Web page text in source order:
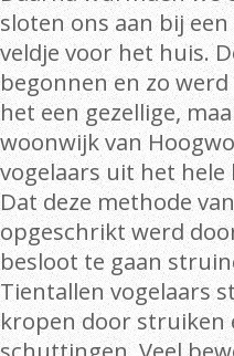
sloten ons aan bij
veldje voor het huis.
begonnen en zo werd
het een gezellige,
woonwijk van
vogelaars uit het
Dat deze methode
opgeschrikt werd
besloot te gaan
Tientallen vogelaars
kropen door struiken